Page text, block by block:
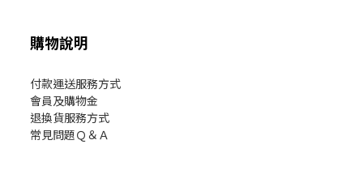
購物說明
付款運送服務方式
會員及購物金
退換貨服務方式
常見問題Ｑ＆Ａ